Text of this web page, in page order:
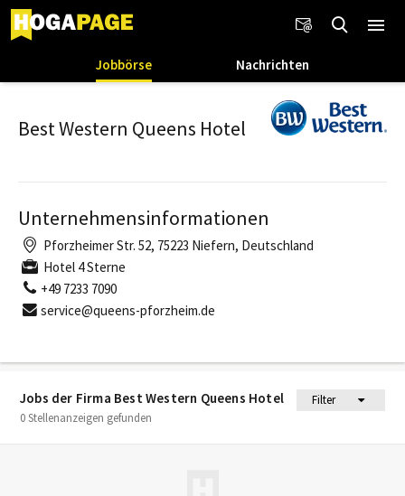
Jobbörse Nachrichten
Jobs der Firma Best Western Queens Hotel
Filter
0 Stellenanzeigen gefunden
Best Western Queens Hotel
Unternehmensinformationen
Pforzheimer Str. 52, 75223 Niefern, Deutschland
Hotel 4 Sterne
+49 7233 7090
service@queens-pforzheim.de